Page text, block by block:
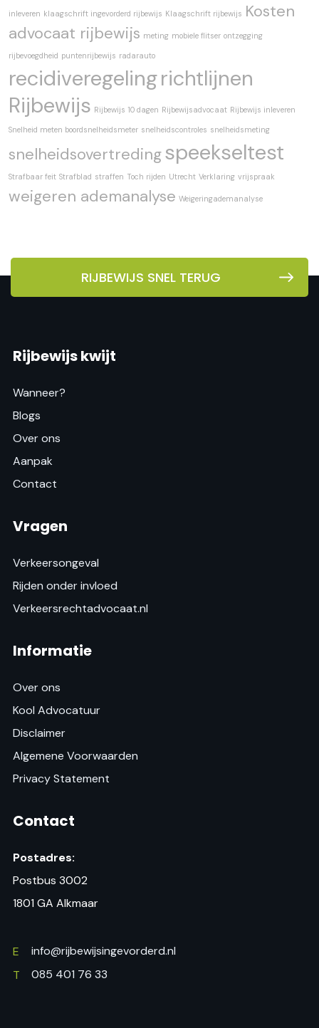
inleveren klaagschrift ingevorderd rijbewijs Klaagschrift rijbewijs Kosten
advocaat rijbewijs meting mobiele flitser ontzegging
rijbevoegdheid puntenrijbewijs radarauto
recidiveregelingrichtlijnen
Rijbewijs Rijbewijs 10 dagen Rijbewijsadvocaat Rijbewijs inleveren
Snelheid meten boordsnelheidsmeter snelheidscontroles snelheidsmeting
snelheidsovertredingspeekseltest
Strafbaar feit Strafblad straffen Toch rijden Utrecht Verklaring vrijspraak
weigeren ademanalyse Weigeringademanalyse
RIJBEWIJS SNEL TERUG
Rijbewijs kwijt
Wanneer?
Blogs
Over ons
Aanpak
Contact
Vragen
Verkeersongeval
Rijden onder invloed
Verkeersrechtadvocaat.nl
Informatie
Over ons
Kool Advocatuur
Disclaimer
Algemene Voorwaarden
Privacy Statement
Contact
Postadres:
Postbus 3002
1801 GA Alkmaar
E
info@rijbewijsingevorderd.nl
T
085 401 76 33